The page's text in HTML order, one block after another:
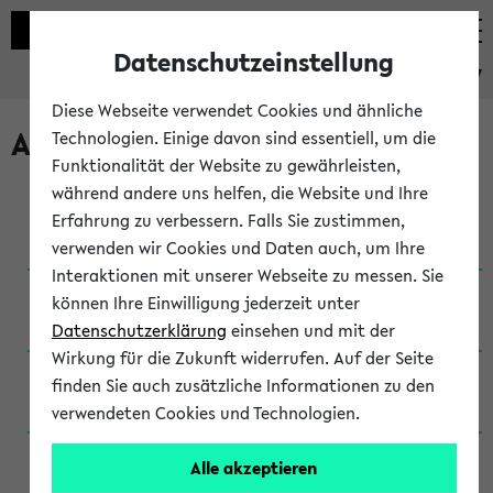
eKVV
Archivierte Studiengänge
Anglistik: British and American Studies / B.A.
(Einschreibung bis WiSe 16/17)
Anglistik: British and American Studies / B.A.
(Einschreibung bis SoSe 2015)
Anglistik: British and American Studies / B.A.
(Einschreibung bis SoSe 2013)
Anglistik: British and American Studies / Ba
(Einschreibung bis SoSe 2011)
Datenschutzeinstellung
Diese Webseite verwendet Cookies und ähnliche
Technologien. Einige davon sind essentiell, um die
Funktionalität der Website zu gewährleisten,
während andere uns helfen, die Website und Ihre
Erfahrung zu verbessern. Falls Sie zustimmen,
verwenden wir Cookies und Daten auch, um Ihre
Interaktionen mit unserer Webseite zu messen. Sie
können Ihre Einwilligung jederzeit unter
Datenschutzerklärung einsehen und mit der
Wirkung für die Zukunft widerrufen. Auf der Seite
finden Sie auch zusätzliche Informationen zu den
verwendeten Cookies und Technologien.
Alle akzeptieren